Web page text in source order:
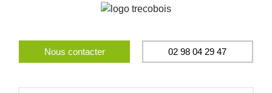
Nous contacter 02 98 04 29 47